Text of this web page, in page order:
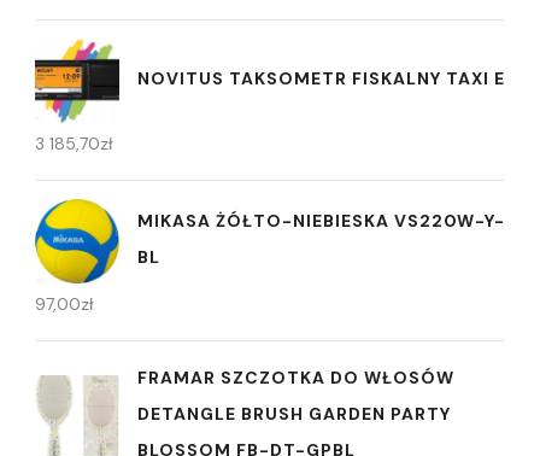
NOVITUS TAKSOMETR FISKALNY TAXI E
3 185,70zł
MIKASA ŻÓŁTO-NIEBIESKA VS220W-Y-
BL
97,00zł
FRAMAR SZCZOTKA DO WŁOSÓW
DETANGLE BRUSH GARDEN PARTY
BLOSSOM FB-DT-GPBL